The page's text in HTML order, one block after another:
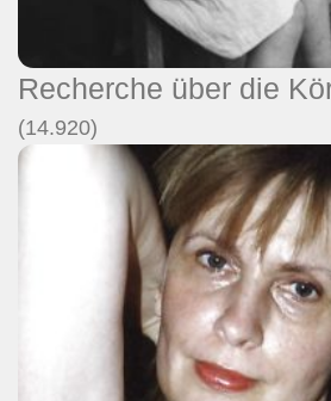
Recherche über die
(14.920)